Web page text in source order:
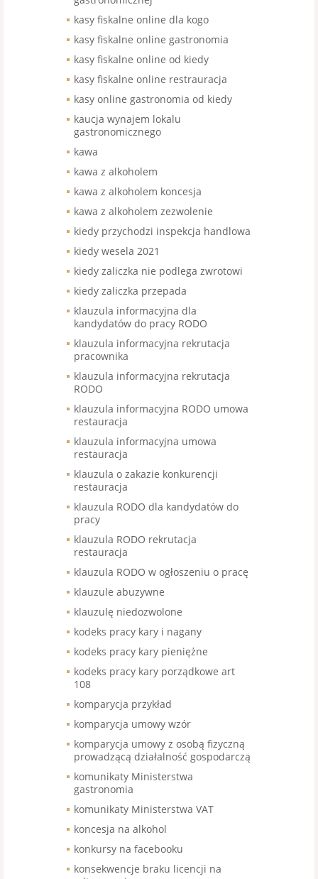
kasy fiskalne online dla kogo
kasy fiskalne online gastronomia
kasy fiskalne online od kiedy
kasy fiskalne online restrauracja
kasy online gastronomia od kiedy
kaucja wynajem lokalu
gastronomicznego
kawa
kawa z alkoholem
kawa z alkoholem koncesja
kawa z alkoholem zezwolenie
kiedy przychodzi inspekcja handlowa
kiedy wesela 2021
kiedy zaliczka nie podlega zwrotowi
kiedy zaliczka przepada
klauzula informacyjna dla
kandydatów do pracy RODO
klauzula informacyjna rekrutacja
pracownika
klauzula informacyjna rekrutacja
RODO
klauzula informacyjna RODO umowa
restauracja
klauzula informacyjna umowa
restauracja
klauzula o zakazie konkurencji
restauracja
klauzula RODO dla kandydatów do
pracy
klauzula RODO rekrutacja
restauracja
klauzula RODO w ogłoszeniu o pracę
klauzule abuzywne
klauzulę niedozwolone
kodeks pracy kary i nagany
kodeks pracy kary pieniężne
kodeks pracy kary porządkowe art
108
komparycja przykład
komparycja umowy wzór
komparycja umowy z osobą fizyczną
prowadzącą działalność gospodarczą
komunikaty Ministerstwa
gastronomia
komunikaty Ministerstwa VAT
koncesja na alkohol
konkursy na facebooku
konsekwencje braku licencji na